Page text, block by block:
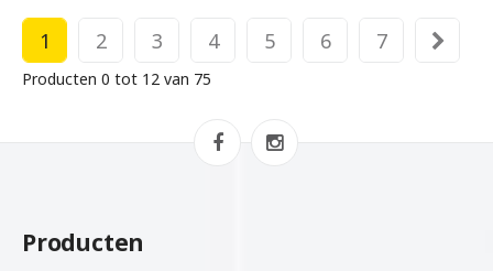
1 2 3 4 5 6 7
Producten 0 tot 12 van 75
Producten